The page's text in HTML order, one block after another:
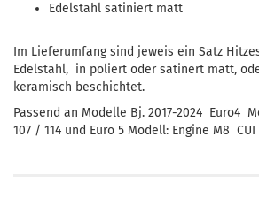
Edelstahl satiniert matt
Im Lieferumfang sind jeweis ein Satz
Edelstahl, in poliert oder satinert matt,
keramisch beschichtet.
Passend an Modelle Bj. 2017-2024 Euro4
107 / 114 und Euro 5 Modell: Engine M8 CUI